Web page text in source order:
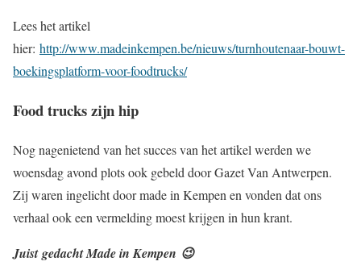
Lees het artikel
hier: http://www.madeinkempen.be/nieuws/turnhoutenaar-bouwt-
boekingsplatform-voor-foodtrucks/
Food trucks zijn hip
Nog nagenietend van het succes van het artikel werden we
woensdag avond plots ook gebeld door Gazet Van Antwerpen.
Zij waren ingelicht door made in Kempen en vonden dat ons
verhaal ook een vermelding moest krijgen in hun krant.
Juist gedacht Made in Kempen 😉